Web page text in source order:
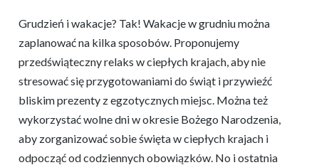
Grudzień i wakacje? Tak! Wakacje w grudniu można
zaplanować na kilka sposobów. Proponujemy
przedświąteczny relaks w ciepłych krajach, aby nie
stresować się przygotowaniami do świąt i przywieźć
bliskim prezenty z egzotycznych miejsc. Można też
wykorzystać wolne dni w okresie Bożego Narodzenia,
aby zorganizować sobie święta w ciepłych krajach i
odpocząć od codziennych obowiązków. No i ostatnia